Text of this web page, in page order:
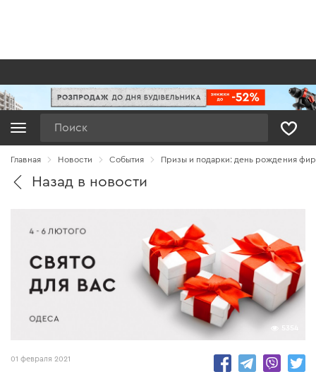
Главная Новости Cобытия Призы и подарки: день рождения
Назад в новости
01 февраля 2021